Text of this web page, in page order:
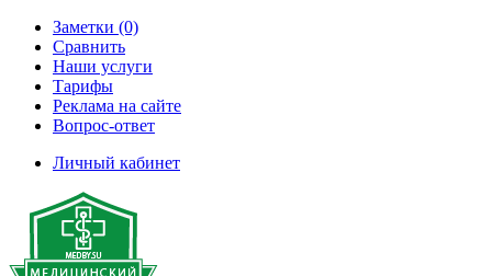
Заметки (0)
Сравнить
Наши услуги
Тарифы
Реклама на сайте
Вопрос-ответ
Личный кабинет